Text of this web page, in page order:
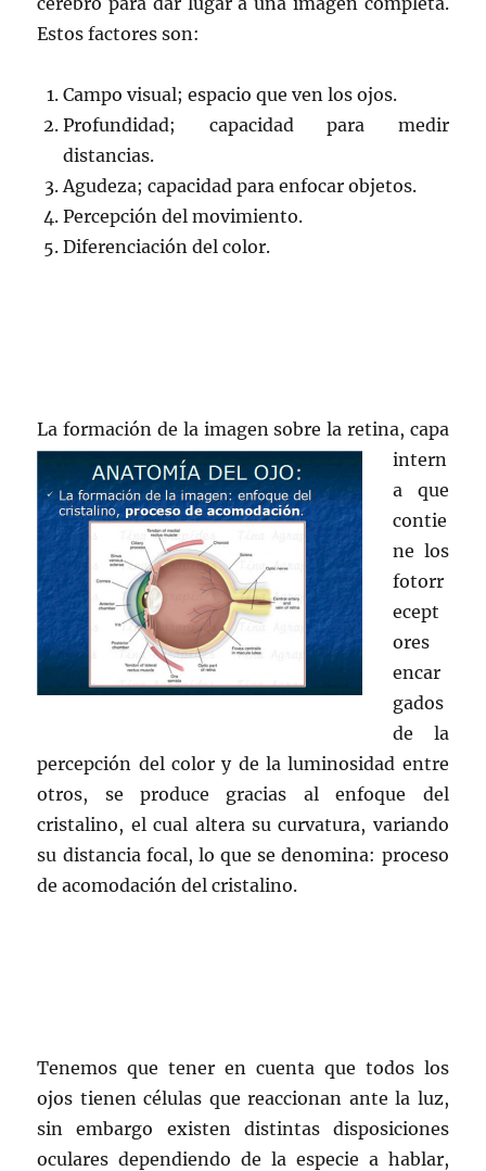
Estos factores son:
Campo visual; espacio que ven los ojos.
Profundidad; capacidad para medir
distancias.
Agudeza; capacidad para enfocar objetos.
Percepción del movimiento.
Diferenciación del color.
La formación de la imagensobre la retina, capa
intern
a que
contie
ne los
fotorr
ecept
ores
encar
gados
de la
percepción del color y de la luminosidad entre
otros, se produce gracias al enfoque del
cristalino, el cual altera su curvatura, variando
su distancia focal, lo que se denomina: proceso
de acomodación del cristalino.
Tenemos que tener en cuenta que todos los
ojos tienen células que reaccionan ante la luz,
sin embargo existen distintas disposiciones
oculares dependiendo de la especie a hablar,